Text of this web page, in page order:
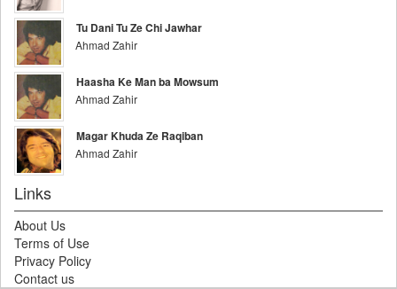
Tu Dani Tu Ze Chi Jawhar
Ahmad Zahir
Haasha Ke Man ba Mowsum
Ahmad Zahir
Magar Khuda Ze Raqiban
Ahmad Zahir
Links
About Us
Terms of Use
Privacy Policy
Contact us